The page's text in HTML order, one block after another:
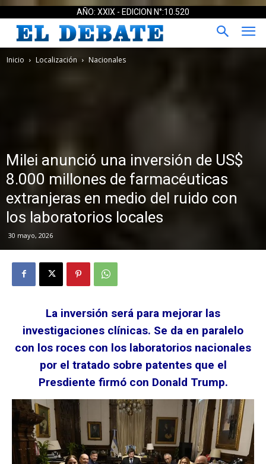
AÑO: XXIX - EDICION N°:10.520
Inicio Localización Nacionales
Milei anunció una inversión de US$
8.000 millones de farmacéuticas
extranjeras en medio del ruido con
los laboratorios locales
30 mayo, 2026
La inversión será para mejorar las
investigaciones clínicas. Se da en paralelo
con los roces con los laboratorios nacionales
por el tratado sobre patentes que el
Presdiente firmó con Donald Trump.